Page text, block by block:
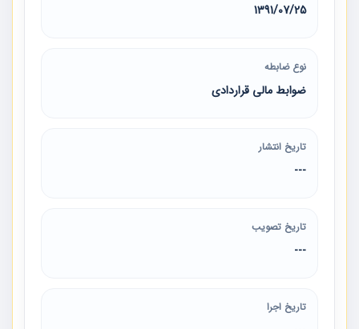
1391/07/25
نوع ضابطه
ضوابط مالی قراردادی
تاریخ انتشار
---
تاریخ تصویب
---
تاریخ اجرا